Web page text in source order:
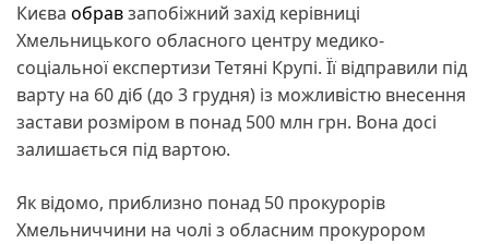
Києва обравзапобіжний захід керівниці
Хмельницького обласного центру медико-
соціальної експертизи Тетяні Крупі. Її відправили під
варту на 60 діб (до 3 грудня) із можливістю внесення
застави розміром в понад 500 млн грн. Вона досі
залишається під вартою.
Як відомо, приблизно понад 50 прокурорів
Хмельниччини на чолі з обласним прокурором